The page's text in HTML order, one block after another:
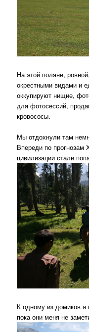
На этой поляне,
окрестными видами и
оккупируют нищие,
для фотосессий,
кровососы.
Мы отдохнули там
Впереди по
цивилизации стали
К одному из домиков
пока они меня не